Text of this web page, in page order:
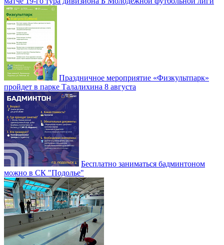
Праздничное мероприятие «Физкультпарк»
пройдет в парке Талалихина 8 августа
Бесплатно заниматься бадминтоном
можно в СК "Подолье"